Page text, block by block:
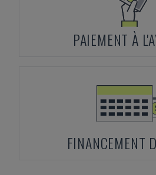
PAIEMENT À
FINANCEMENT